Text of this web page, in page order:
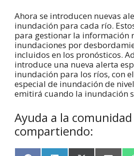
Ahora se introducen nuevas
inundación para cada río.
para gestionar la información
inundaciones por
incluidos en los pronósticos.
introduce una nueva alerta
inundación para los ríos, con
especial de inundación de
emitirá cuando la inundación
Ayuda a la
compartiendo: